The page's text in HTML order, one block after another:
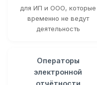
для ИП и ООО, которые
временно не ведут
деятельность
Операторы
электронной
отчётности